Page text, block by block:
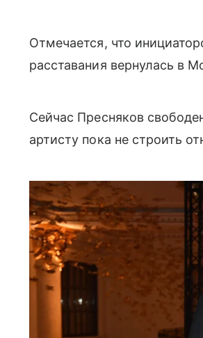
Отмечается, что
расставания вернулась в
Сейчас Пресняков
артисту пока не строить